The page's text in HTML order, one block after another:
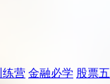
练营 金融必学 股票